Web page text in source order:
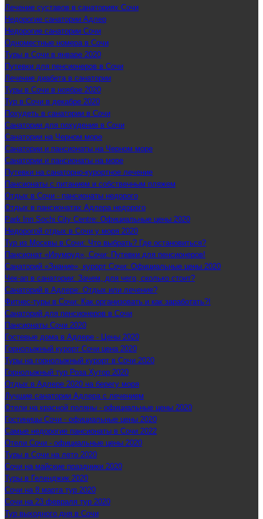
Лечение суставов в санаториях Сочи
Недорогие санатории Адлер
Недорогие санатории Сочи
Одноместные номера в Сочи
Туры в Сочи в январе 2020
Путевки для пенсионеров в Сочи
Лечение диабета в санатории
Туры в Сочи в ноябре 2020
Тур в Сочи в декабре 2020
Похудеть в санатории в Сочи
Санатории для похудения в Сочи
Санатории на Черном море
Санатории и пансионаты на Черном море
Санатории и пансионаты на море
Путевки на санаторно-курортное лечение
Пансионаты с питанием и собственным пляжем
Отдых в Сочи - пансионаты недорого
Отдых в пансионатах Адлера недорого
Park Inn Sochi City Centre: Официальные цены 2020
Недорогой отдых в Сочи у моря 2020
Тур из Москвы в Сочи: Что выбрать? Где остановиться?
Пансионат «Изумруд», Сочи: Путевки для пенсионеров!
Санаторий «Знание», курорт Сочи: Официальные цены 2020
Чек-ап в санатории: Зачем, для чего, сколько стоит?
Санаторий в Адлере: Отдых или лечение?
Фитнес-туры в Сочи: Как организовать и как заработать?!
Санаторий для пенсионеров в Сочи
Пансионаты Сочи 2020
Гостевые дома в Адлере - Цены 2020
Горнолыжный курорт Сочи цена 2020
Туры на горнолыжный курорт в Сочи 2020
Горнолыжный тур Роза Хутор 2020
Отдых в Адлере 2020 на берегу моря
Лучшие санатории Адлера с лечением
Отели на красной поляны - официальные цены 2020
Гостиницы Сочи - официальные цены 2020
Самые недорогие пансионаты в Сочи 2022
Отели Сочи - официальные цены 2020
Туры в Сочи на лето 2020
Сочи на майские праздники 2020
Туры в Геленджик 2020
Сочи на 8 марта тур 2020
Сочи на 23 февраля тур 2020
Тур выходного дня в Сочи